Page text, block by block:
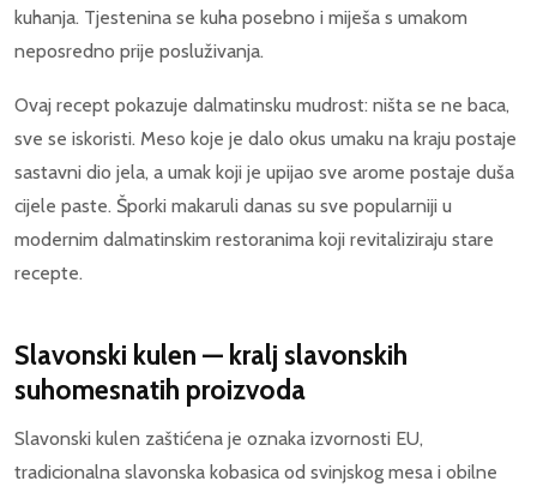
kuhanja. Tjestenina se kuha posebno i miješa s umakom
neposredno prije posluživanja.
Ovaj recept pokazuje dalmatinsku mudrost: ništa se ne baca,
sve se iskoristi. Meso koje je dalo okus umaku na kraju postaje
sastavni dio jela, a umak koji je upijao sve arome postaje duša
cijele paste. Šporki makaruli danas su sve popularniji u
modernim dalmatinskim restoranima koji revitaliziraju stare
recepte.
Slavonski kulen — kralj slavonskih
suhomesnatih proizvoda
Slavonski kulen zaštićena je oznaka izvornosti EU,
tradicionalna slavonska kobasica od svinjskog mesa i obilne